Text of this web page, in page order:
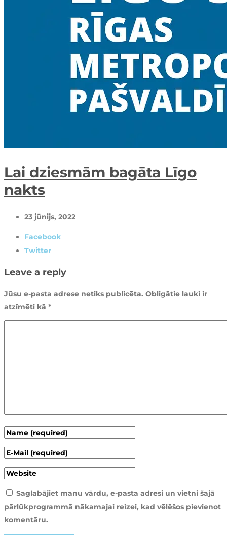
Lai dziesmām bagāta Līgo
nakts
23 jūnijs, 2022
Facebook
Twitter
Leave a reply
Jūsu e-pasta adrese netiks publicēta. Obligātie lauki ir
atzīmēti kā *
Saglabājiet manu vārdu, e-pasta adresi un vietni šajā
pārlūkprogrammā nākamajai reizei, kad vēlēšos pievienot
komentāru.